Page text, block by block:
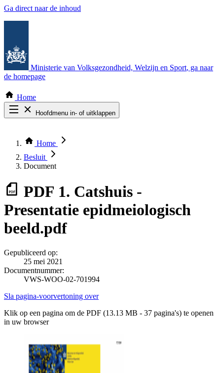
Ga direct naar de inhoud
Ministerie van Volksgezondheid, Welzijn en Sport, ga naar
de homepage
Home
Hoofdmenu in- of uitklappen
Thema COVID-19
Bekijk per bestuursorgaan
Home
Besluit
Document
PDF 1. Catshuis -
Presentatie epidmeiologisch
beeld.pdf
Gepubliceerd op:
25 mei 2021
Documentnummer:
VWS-WOO-02-701994
Sla pagina-voorvertoning over
Klik op een pagina om de PDF (13.13 MB - 37 pagina's) te openen
in uw browser